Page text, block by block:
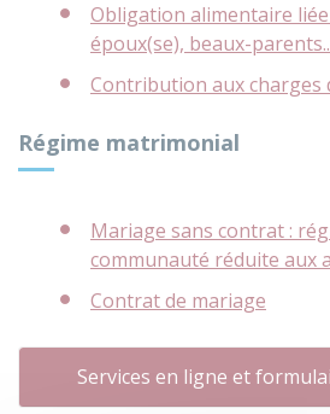
Obligation alimentaire
époux(se), beaux-
Contribution aux charges
Régime matrimonial
Mariage sans contrat :
communauté réduite aux
Contrat de mariage
Services en ligne et